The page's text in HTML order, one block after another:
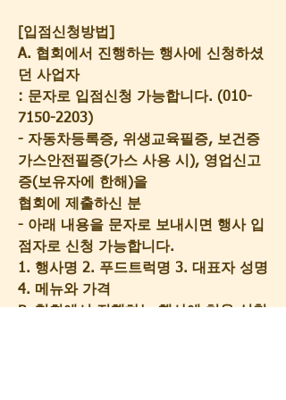
[입점신청방법]
A. 협회에서 진행하는 행사에 신청하셨
던 사업자
: 문자로 입점신청 가능합니다. (010-
7150-2203)
- 자동차등록증, 위생교육필증, 보건증
가스안전필증(가스 사용 시), 영업신고
증(보유자에 한해)을
협회에 제출하신 분
- 아래 내용을 문자로 보내시면 행사 입
점자로 신청 가능합니다.
1. 행사명 2. 푸드트럭명 3. 대표자 성명
4. 메뉴와 가격
B. 협회에서 진행하는 행사에 처음 신청